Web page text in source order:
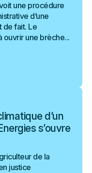
une procédure
d’une
de fait. Le
ouvrir une brèche...
d’un
s’ouvre
de la
justice